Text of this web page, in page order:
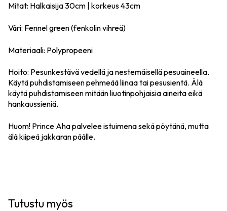
Mitat: Halkaisija 30cm | korkeus 43cm
Väri: Fennel green (fenkolin vihreä)
Materiaali: Polypropeeni
Hoito: Pesunkestävä vedellä ja nestemäisellä pesuaineella.
Käytä puhdistamiseen pehmeää liinaa tai pesusientä. Älä
käytä puhdistamiseen mitään liuotinpohjaisia aineita eikä
hankaussieniä.
Huom! Prince Aha palvelee istuimena sekä pöytänä, mutta
älä kiipeä jakkaran päälle.
Tutustu myös